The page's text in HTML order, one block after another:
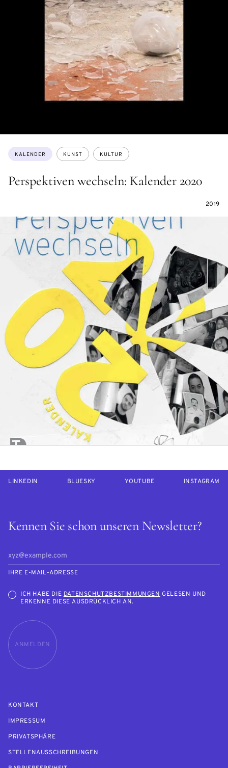
Perspektiven wechseln: Kalender 2020
Themen:
KALENDER KUNST KULTUR
2019
Kennen Sie schon unseren Newsletter?
IHRE E-MAIL-ADRESSE
ICH HABE DIEDATENSCHUTZBESTIMMUNGENGELESEN UND
ERKENNE DIESE AUSDRÜCKLICH AN.
ANMELDEN
LINKEDIN BLUESKY YOUTUBE INSTAGRAM
KONTAKT
IMPRESSUM
PRIVATSPHÄRE
STELLENAUSSCHREIBUNGEN